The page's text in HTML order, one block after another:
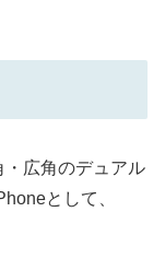
広角のデュアル
として、